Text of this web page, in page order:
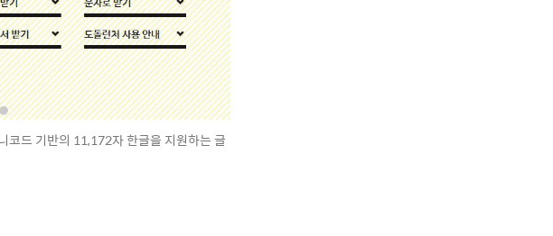
코드 기반의 11,172자 한글을 지원하는 글